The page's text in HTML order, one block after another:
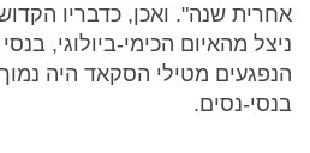
אחרית שנה". ואכן, כדבריו
ניצל מהאיום הכימי-ביולוגי,
הנפגעים מטילי הסקאד היה נמוך
בנסי-נסים.